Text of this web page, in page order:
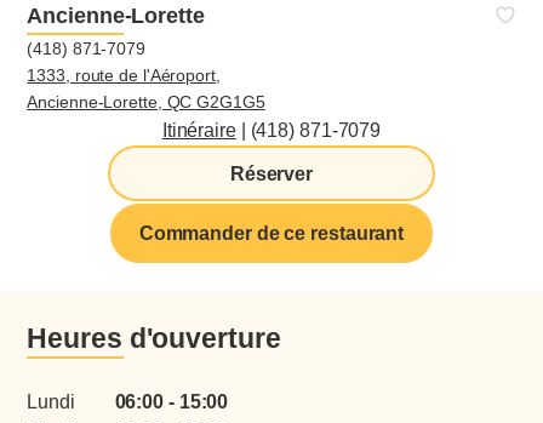
Ancienne-Lorette
(418) 871-7079
1333, route de l'Aéroport,
Ancienne-Lorette, QC G2G1G5
Itinéraire| (418) 871-7079
Réserver
Commander de ce restaurant
Heures d'ouverture
Lundi
06:00 - 15:00